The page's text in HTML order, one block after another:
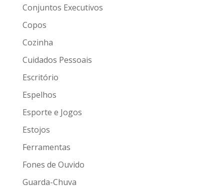
Conjuntos Executivos
Copos
Cozinha
Cuidados Pessoais
Escritório
Espelhos
Esporte e Jogos
Estojos
Ferramentas
Fones de Ouvido
Guarda-Chuva